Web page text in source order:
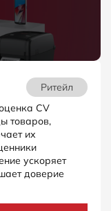
Ритейл
CV
товаров,
их
ускоряет
доверие